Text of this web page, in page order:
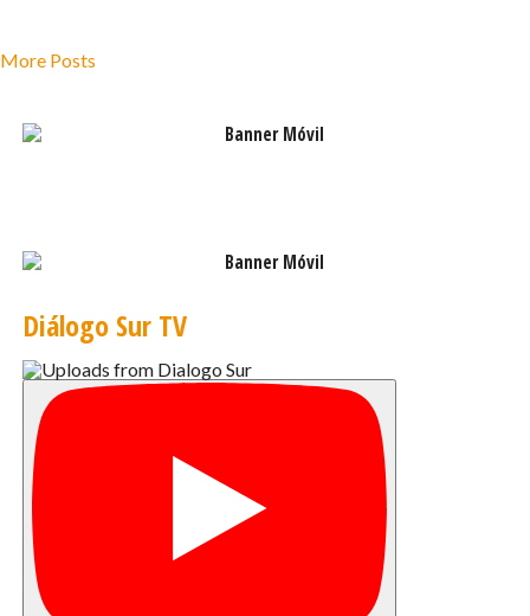
More Posts
Diálogo Sur TV